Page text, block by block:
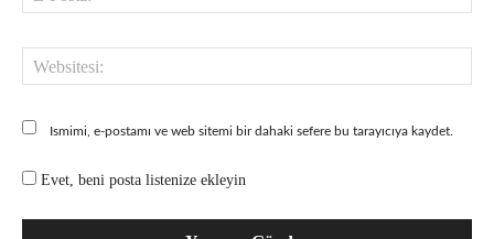
Ismimi, e-postamı ve web sitemi bir dahaki sefere bu tarayıcıya kaydet.
Evet, beni posta listenize ekleyin